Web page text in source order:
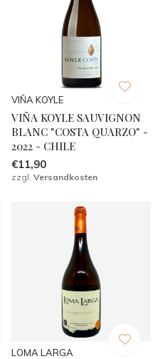
VIÑA KOYLE
VIÑA KOYLE SAUVIGNON
BLANC "COSTA QUARZO" -
2022 - CHILE
€11,90
zzgl. Versandkosten
LOMA LARGA